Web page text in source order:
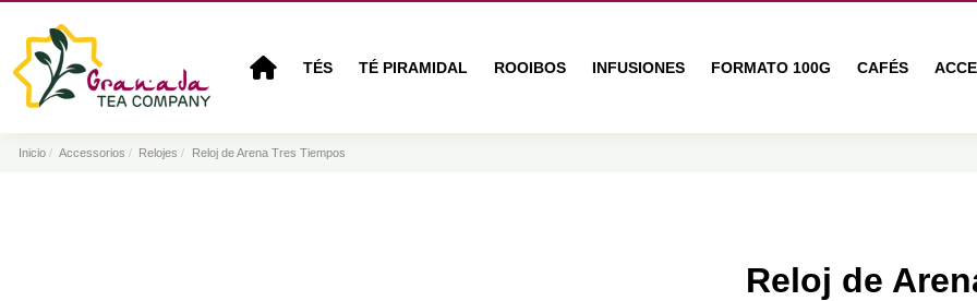
TÉS TÉ PIRAMIDAL ROOIBOS INFUSIONES FORMATO 100G CAFÉS
Inicio Accessorios Relojes Reloj de Arena Tres Tiempos
Reloj de